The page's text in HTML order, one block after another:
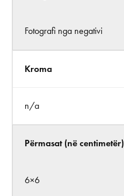
Fotografi nga negativi
Kroma
n/a
Përmasat (në centimetër)
6×6